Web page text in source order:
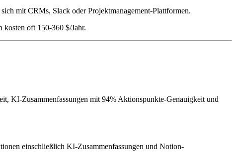
mit CRMs, Slack oder Projektmanagement-Plattformen.
kosten oft 150-360 $/Jahr.
KI-Zusammenfassungen mit 94% Aktionspunkte-Genauigkeit und
einschließlich KI-Zusammenfassungen und Notion-